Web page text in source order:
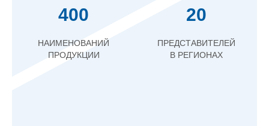
400
НАИМЕНОВАНИЙ
ПРОДУКЦИИ
20
ПРЕДСТАВИТЕЛЕЙ
В РЕГИОНАХ